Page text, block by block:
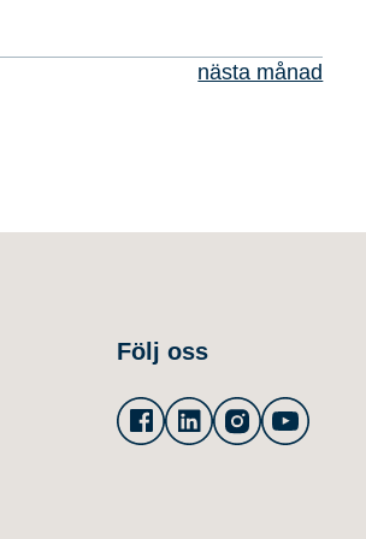
nästa månad
Följ oss
FacebookLinkedinInstagram